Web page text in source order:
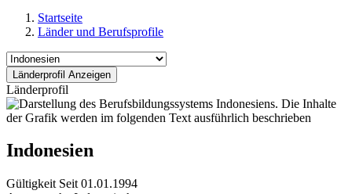
Startseite
Länder und Berufsprofile
Länderprofil
Indonesien
Gültigkeit Seit 01.01.1994